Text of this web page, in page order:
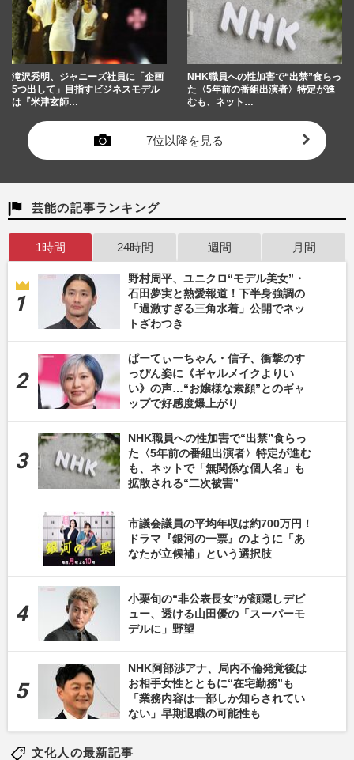
滝沢秀明、ジャニーズ社員に「企画
5つ出して」目指すビジネスモデル
は『米津玄師…
NHK職員への性加害で“出禁”食らっ
た〈5年前の番組出演者〉特定が進
むも、ネット…
7位以降を見る
芸能の記事ランキング
1時間 24時間 週間 月間
野村周平、ユニクロ“モデル美女”・
石田夢実と熱愛報道！下半身強調の
「過激すぎる三角水着」公開でネッ
トざわつき
ぱーてぃーちゃん・信子、衝撃のす
っぴん姿に《ギャルメイクよりい
い》の声…“お嬢様な素顔”とのギャ
ップで好感度爆上がり
NHK職員への性加害で“出禁”食らっ
た〈5年前の番組出演者〉特定が進む
も、ネットで「無関係な個人名」も
拡散される“二次被害”
市議会議員の平均年収は約700万円！
ドラマ『銀河の一票』のように「あ
なたが立候補」という選択肢
小栗旬の“非公表長女”が顔隠しデビ
ュー、透ける山田優の「スーパーモ
デルに」野望
NHK阿部渉アナ、局内不倫発覚後は
お相手女性とともに“在宅勤務”も
「業務内容は一部しか知らされてい
ない」早期退職の可能性も
文化人の最新記事